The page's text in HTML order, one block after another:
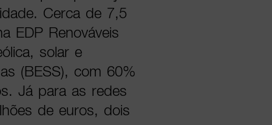
Cerca de 7,5
EDP Renováveis
solar e
(BESS), com 60%
Já para as redes
de euros, dois